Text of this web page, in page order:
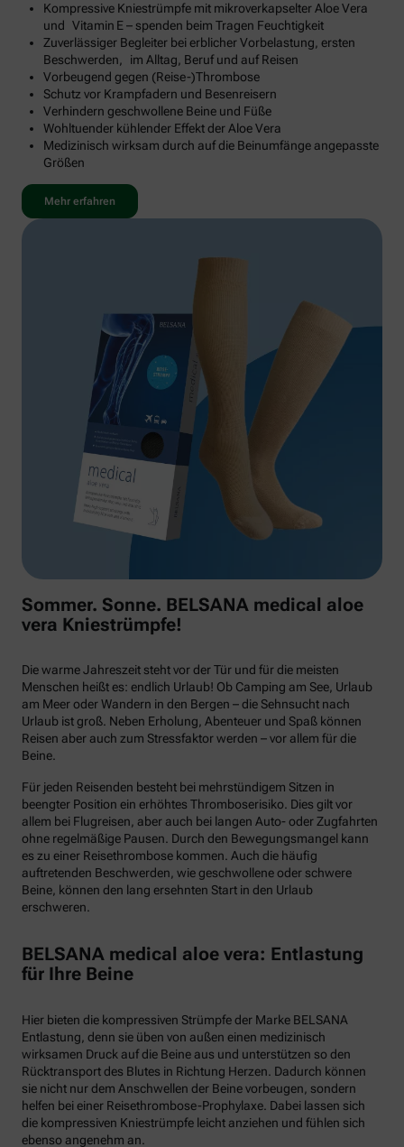
Kompressive Kniestrümpfe mit mikroverkapselter Aloe Vera
und Vitamin E – spenden beim Tragen Feuchtigkeit
Zuverlässiger Begleiter bei erblicher Vorbelastung, ersten
Beschwerden, im Alltag, Beruf und auf Reisen
Vorbeugend gegen (Reise-)Thrombose
Schutz vor Krampfadern und Besenreisern
Verhindern geschwollene Beine und Füße
Wohltuender kühlender Effekt der Aloe Vera
Medizinisch wirksam durch auf die Beinumfänge angepasste
Größen
Mehr erfahren
Sommer. Sonne. BELSANA medical aloe
vera Kniestrümpfe!
Die warme Jahreszeit steht vor der Tür und für die meisten
Menschen heißt es: endlich Urlaub! Ob Camping am See, Urlaub
am Meer oder Wandern in den Bergen – die Sehnsucht nach
Urlaub ist groß. Neben Erholung, Abenteuer und Spaß können
Reisen aber auch zum Stressfaktor werden – vor allem für die
Beine.
Für jeden Reisenden besteht bei mehrstündigem Sitzen in
beengter Position ein erhöhtes Thromboserisiko. Dies gilt vor
allem bei Flugreisen, aber auch bei langen Auto- oder Zugfahrten
ohne regelmäßige Pausen. Durch den Bewegungsmangel kann
es zu einer Reisethrombose kommen. Auch die häufig
auftretenden Beschwerden, wie geschwollene oder schwere
Beine, können den lang ersehnten Start in den Urlaub
erschweren.
BELSANA medical aloe vera: Entlastung
für Ihre Beine
Hier bieten die kompressiven Strümpfe der Marke BELSANA
Entlastung, denn sie üben von außen einen medizinisch
wirksamen Druck auf die Beine aus und unterstützen so den
Rücktransport des Blutes in Richtung Herzen. Dadurch können
sie nicht nur dem Anschwellen der Beine vorbeugen, sondern
helfen bei einer Reisethrombose-Prophylaxe. Dabei lassen sich
die kompressiven Kniestrümpfe leicht anziehen und fühlen sich
ebenso angenehm an.